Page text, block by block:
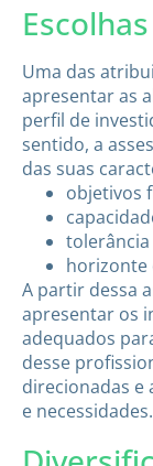
Uma das
apresentar as
perfil de
sentido, a
das suas
objetivos
tolerância
horizonte
A partir dessa
apresentar os
adequados
desse
direcionadas e
e necessidades.